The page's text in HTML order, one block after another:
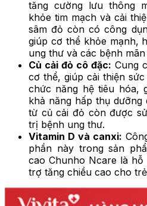
tăng cường lưu thông
khỏe tim mạch và cải
sâm đỏ còn có công
giúp cơ thể khỏe mạnh,
ung thư và các bệnh
Củ cải đỏ cô đặc: Cung
cơ thể, giúp cải thiện
chức năng hệ tiêu hóa,
khả năng hấp thụ
từ củ cải đỏ còn được
trị bệnh ung thư.
Vitamin D và canxi:
phần này trong sản
cao Chunho Ncare là
trợ tăng chiều cao cho